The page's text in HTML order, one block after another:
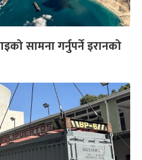
सामना गर्नुपर्ने इरानको